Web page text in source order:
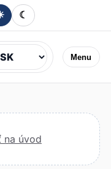
☾
Menu
Jazyk
na úvod